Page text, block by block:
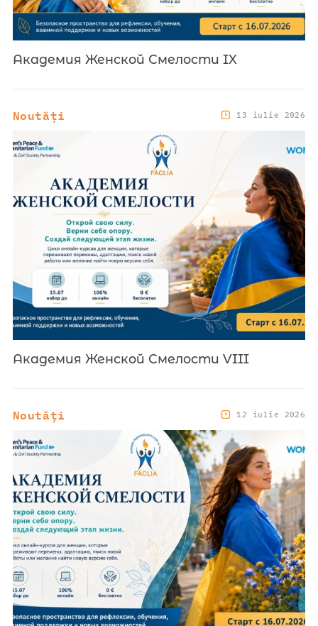
Академия Женской Смелости IX
Noutăți 13 iulie 2026
Академия Женской Смелости VIII
Noutăți 12 iulie 2026